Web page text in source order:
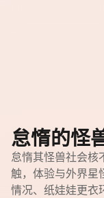
怠惰的怪
怠惰其怪兽社会核
触，体验与外界星
情况、纸娃娃更衣